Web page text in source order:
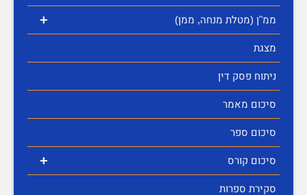
+ ממ"ן (מטלת מנחה, ממן)
מצגת
ניתוח פסק דין
סיכום מאמר
סיכום ספר
+ סיכום קורס
סקירת ספרות